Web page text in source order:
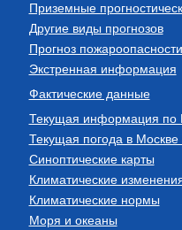
Приземные
Другие виды прогнозов
Прогноз пожароопасности
Экстренная информация
Фактические данные
Текущая информация по
Текущая погода в Москве
Синоптические карты
Климатические
Климатические нормы
Моря и океаны